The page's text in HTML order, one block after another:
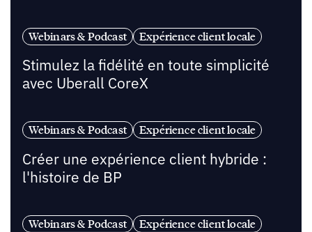
Webinars & Podcast Expérience client locale
Stimulez la fidélité en toute simplicité
avec Uberall CoreX
Webinars & Podcast Expérience client locale
Créer une expérience client hybride :
l'histoire de BP
Webinars & Podcast Expérience client locale